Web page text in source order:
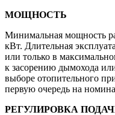
МОЩНОСТЬ
Минимальная мощность
кВт. Длительная
или только в
к засорению дымохода
выборе отопительного
первую очередь на
РЕГУЛИРОВКА